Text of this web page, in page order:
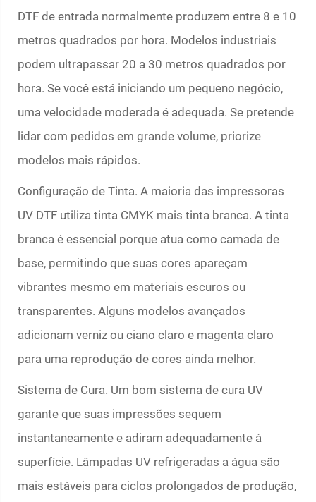
DTF de entrada normalmente produzem entre 8 e 10
metros quadrados por hora. Modelos industriais
podem ultrapassar 20 a 30 metros quadrados por
hora. Se você está iniciando um pequeno negócio,
uma velocidade moderada é adequada. Se pretende
lidar com pedidos em grande volume, priorize
modelos mais rápidos.
Configuração de Tinta. A maioria das impressoras
UV DTF utiliza tinta CMYK mais tinta branca. A tinta
branca é essencial porque atua como camada de
base, permitindo que suas cores apareçam
vibrantes mesmo em materiais escuros ou
transparentes. Alguns modelos avançados
adicionam verniz ou ciano claro e magenta claro
para uma reprodução de cores ainda melhor.
Sistema de Cura. Um bom sistema de cura UV
garante que suas impressões sequem
instantaneamente e adiram adequadamente à
superfície. Lâmpadas UV refrigeradas a água são
mais estáveis para ciclos prolongados de produção,